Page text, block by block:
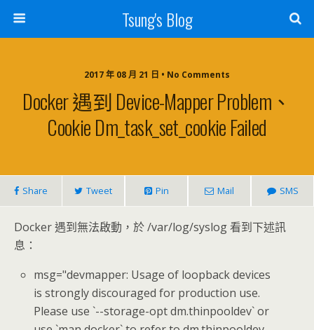
Tsung's Blog
2017 年 08 月 21 日 • No Comments
Docker 遇到 Device-Mapper Problem、
Cookie Dm_task_set_cookie Failed
Share Tweet Pin Mail SMS
Docker 遇到無法啟動，於 /var/log/syslog 看到下述訊
息：
msg="devmapper: Usage of loopback devices
is strongly discouraged for production use.
Please use `--storage-opt dm.thinpooldev` or